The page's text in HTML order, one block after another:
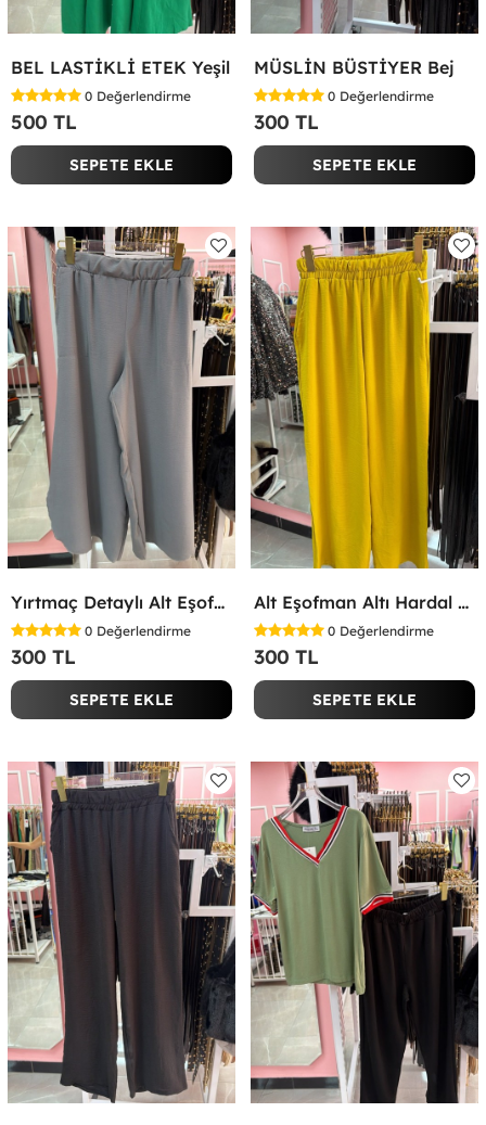
BEL LASTİKLİ ETEK Yeşil
0 Değerlendirme
500 TL
SEPETE EKLE
MÜSLİN BÜSTİYER Bej
0 Değerlendirme
300 TL
SEPETE EKLE
Yırtmaç Detaylı Alt Eşofman Altı Gri
0 Değerlendirme
300 TL
SEPETE EKLE
Alt Eşofman Altı Hardal Sarısı
0 Değerlendirme
300 TL
SEPETE EKLE